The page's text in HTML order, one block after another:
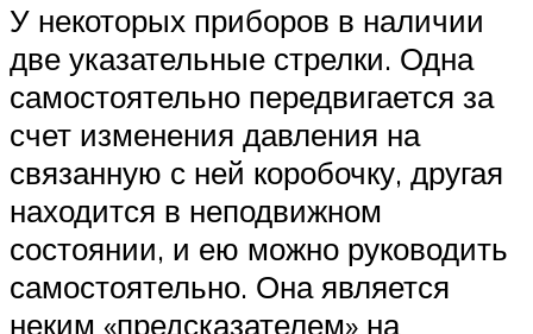
У некоторых приборов в наличии
две указательные стрелки. Одна
самостоятельно передвигается за
счет изменения давления на
связанную с ней коробочку, другая
находится в неподвижном
состоянии, и ею можно руководить
самостоятельно. Она является
неким «предсказателем» на